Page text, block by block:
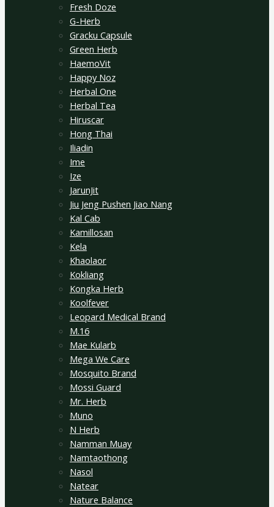
Fresh Doze
G-Herb
Gracku Capsule
Green Herb
HaemoVit
Happy Noz
Herbal One
Herbal Tea
Hiruscar
Hong Thai
Iliadin
Ime
Ize
JarunJit
Jiu Jeng Pushen Jiao Nang
Kal Cab
Kamillosan
Kela
Khaolaor
Kokliang
Kongka Herb
Koolfever
Leopard Medical Brand
M.16
Mae Kularb
Mega We Care
Mosquito Brand
Mossi Guard
Mr. Herb
Muno
N Herb
Namman Muay
Namtaothong
Nasol
Natear
Nature Balance